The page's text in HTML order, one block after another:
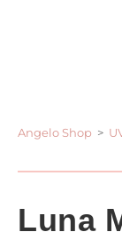
Angelo Shop >
Luna